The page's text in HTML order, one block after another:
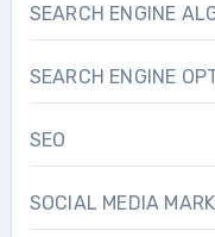
SEARCH ENGINE
SEARCH ENGINE
SEO
SOCIAL MEDIA